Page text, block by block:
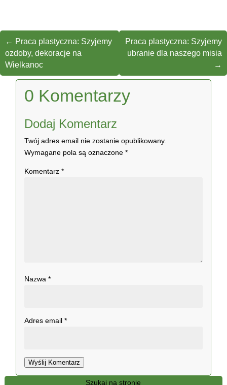
Szukaj na stronie
← Praca plastyczna: Szyjemy
ozdoby, dekoracje na
Wielkanoc
Praca plastyczna: Szyjemy
ubranie dla naszego misia
→
0 Komentarzy
Dodaj Komentarz
Twój adres email nie zostanie opublikowany.
Wymagane pola są oznaczone*
Komentarz*
Nazwa*
Adres email*
Wyślij Komentarz